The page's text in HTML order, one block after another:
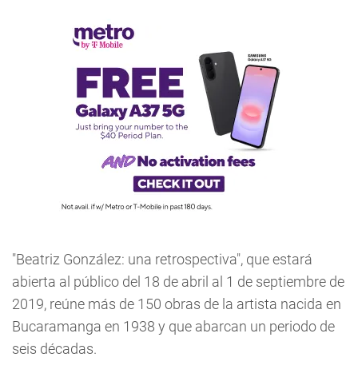
"Beatriz González: una retrospectiva", que estará
abierta al público del 18 de abril al 1 de septiembre de
2019, reúne más de 150 obras de la artista nacida en
Bucaramanga en 1938 y que abarcan un periodo de
seis décadas.